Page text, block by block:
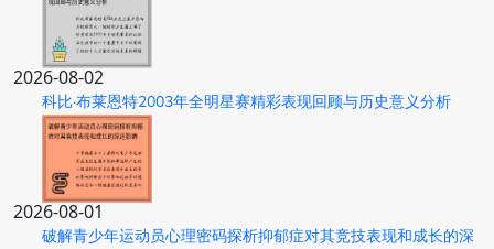
2026-08-02
科比·布莱恩特2003年全明星赛精彩表现回顾与历史意义分析
2026-08-01
破解青少年运动员心理密码探析抑郁症对其竞技表现和成长的深